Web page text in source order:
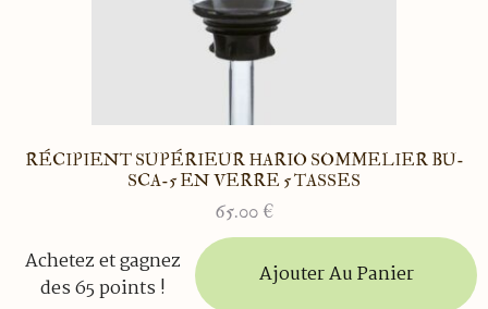
RÉCIPIENT SUPÉRIEUR HARIO SOMMELIER BU-
SCA-5 EN VERRE 5 TASSES
65.00 €
Achetez et gagnez
des 65 points !
Ajouter Au Panier